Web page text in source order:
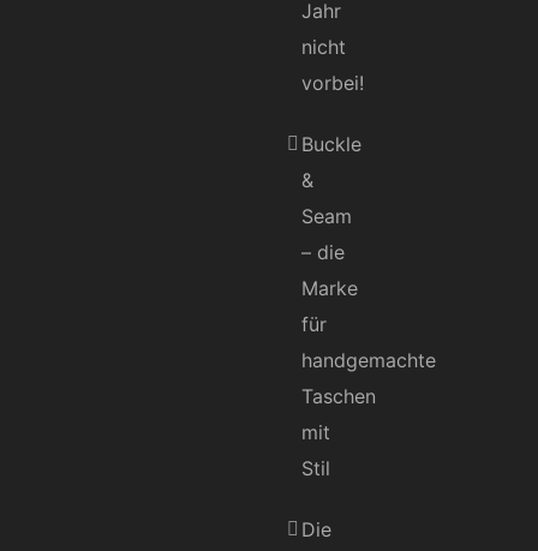
Jahr
nicht
vorbei!
Buckle
&
Seam
– die
Marke
für
handgemachte
Taschen
mit
Stil
Die